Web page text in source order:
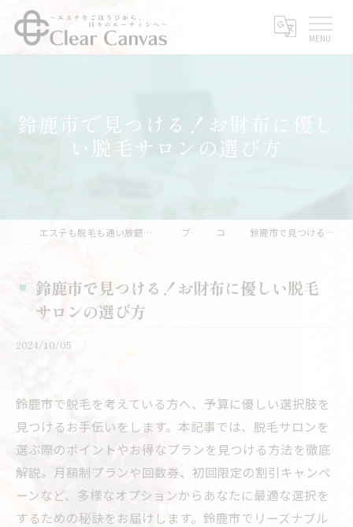
鈴鹿市で見つける！お財布に優し
い脱毛サロンの選び方
エステも脱毛も通い放題｜サブスクエステなら三重県亀山市のClear Canvas ブログ コラム 鈴鹿市で見つける！お財布に優しい脱毛サロンの選び方
鈴鹿市で見つける！お財布に優しい脱毛
サロンの選び方
2024/10/05
鈴鹿市で脱毛を考えている方へ、予算に優しい選択肢を
見つけるお手伝いをします。本記事では、脱毛サロンを
選ぶ際のポイントやお得なプランを見つける方法を徹底
解説。月額制プランや回数券、初回限定の割引キャンペ
ーンなど、多様なオプションからあなたに最適な選択を
するための秘訣をお届けします。鈴鹿市でリーズナブル